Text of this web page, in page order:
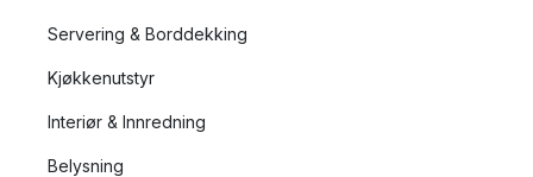
Servering & Borddekking
Kjøkkenutstyr
Interiør & Innredning
Belysning